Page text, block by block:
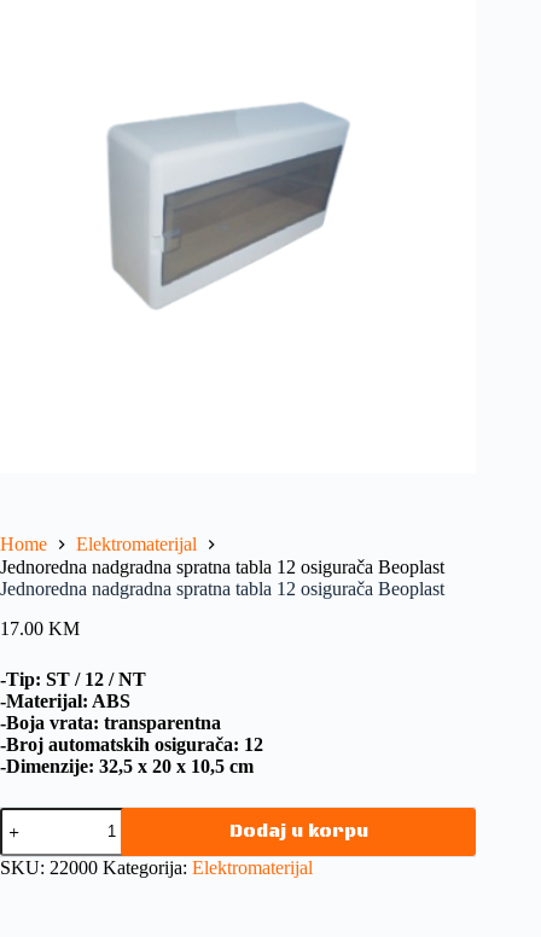
Home
Elektromaterijal
Jednoredna nadgradna spratna tabla 12 osigurača Beoplast
Jednoredna nadgradna spratna tabla 12 osigurača Beoplast
17.00 KM
-Tip: ST / 12 / NT
-Materijal: ABS
-Boja vrata: transparentna
-Broj automatskih osigurača: 12
-Dimenzije: 32,5 x 20 x 10,5 cm
Dodaj u korpu
SKU: 22000 Kategorija: Elektromaterijal